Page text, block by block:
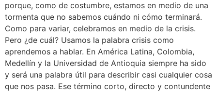
porque, como de costumbre, estamos en medio de una
tormenta que no sabemos cuándo ni cómo terminará.
Como para variar, celebramos en medio de la crisis.
Pero ¿de cuál? Usamos la palabra crisis como
aprendemos a hablar. En América Latina, Colombia,
Medellín y la Universidad de Antioquia siempre ha sido
y será una palabra útil para describir casi cualquier cosa
que nos pasa. Ese término corto, directo y contundente